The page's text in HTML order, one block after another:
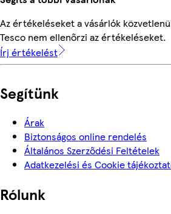
Az értékeléseket a vásárlók
Tesco nem ellenőrzi az értékeléseket.
Írj értékelést
Segítünk
Árak
Biztonságos online rendelés
Általános Szerződési Feltételek
Adatkezelési és Cookie
Rólunk